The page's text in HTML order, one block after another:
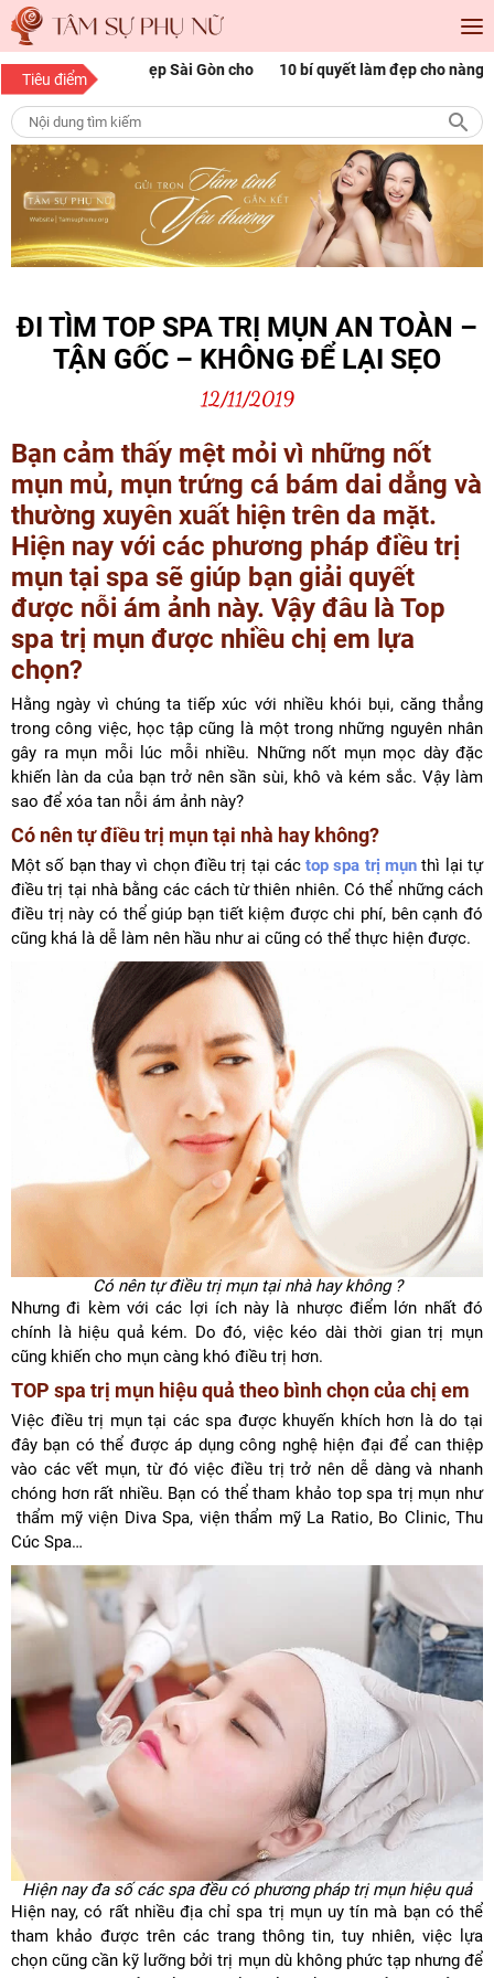
Tiêu điểm
Sài Gòn cho
10 bí quyết làm đẹp cho nàng mọi độ tuổi
ĐI TÌM TOP SPA TRỊ MỤN AN TOÀN –
TẬN GỐC – KHÔNG ĐỂ LẠI SẸO
12/11/2019
Bạn cảm thấy mệt mỏi vì những nốt
mụn mủ, mụn trứng cá bám dai dẳng và
thường xuyên xuất hiện trên da mặt.
Hiện nay với các phương pháp điều trị
mụn tại spa sẽ giúp bạn giải quyết
được nỗi ám ảnh này. Vậy đâu là Top
spa trị mụn được nhiều chị em lựa
chọn?
Hằng ngày vì chúng ta tiếp xúc với nhiều khói bụi, căng thẳng
trong công việc, học tập cũng là một trong những nguyên nhân
gây ra mụn mỗi lúc mỗi nhiều. Những nốt mụn mọc dày đặc
khiến làn da của bạn trở nên sần sùi, khô và kém sắc. Vậy làm
sao để xóa tan nỗi ám ảnh này?
Có nên tự điều trị mụn tại nhà hay không?
Một số bạn thay vì chọn điều trị tại cáctop spa trị mụn thì lại tự
điều trị tại nhà bằng các cách từ thiên nhiên. Có thể những cách
điều trị này có thể giúp bạn tiết kiệm được chi phí, bên cạnh đó
cũng khá là dễ làm nên hầu như ai cũng có thể thực hiện được.
Có nên tự điều trị mụn tại nhà hay không ?
Nhưng đi kèm với các lợi ích này là nhược điểm lớn nhất đó
chính là hiệu quả kém. Do đó, việc kéo dài thời gian trị mụn
cũng khiến cho mụn càng khó điều trị hơn.
TOP spa trị mụn hiệu quả theo bình chọn của chị em
Việc điều trị mụn tại các spa được khuyến khích hơn là do tại
đây bạn có thể được áp dụng công nghệ hiện đại để can thiệp
vào các vết mụn, từ đó việc điều trị trở nên dễ dàng và nhanh
chóng hơn rất nhiều. Bạn có thể tham khảo top spa trị mụn như
thẩm mỹ viện Diva Spa, viện thẩm mỹ La Ratio, Bo Clinic, Thu
Cúc Spa…
Hiện nay đa số các spa đều có phương pháp trị mụn hiệu quả
Hiện nay, có rất nhiều địa chỉ spa trị mụn uy tín mà bạn có thể
tham khảo được trên các trang thông tin, tuy nhiên, việc lựa
chọn cũng cần kỹ lưỡng bởi trị mụn dù không phức tạp nhưng để